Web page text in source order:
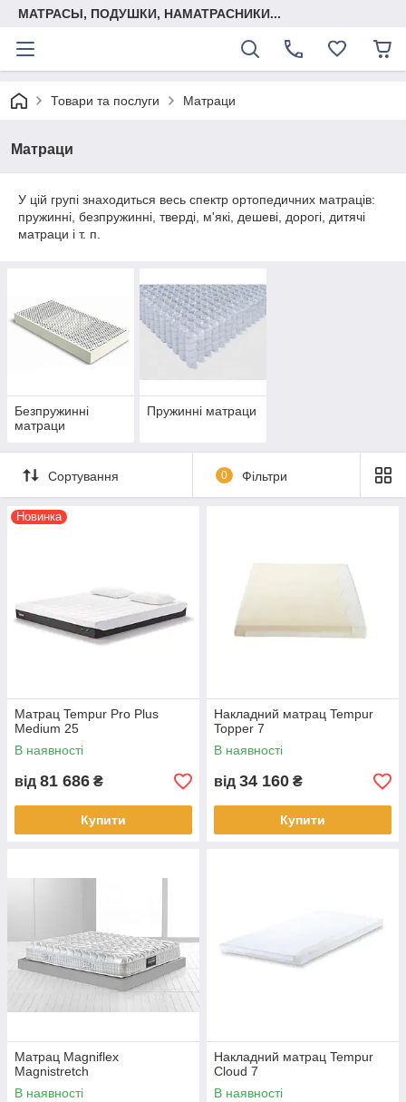
МАТРАСЫ, ПОДУШКИ, НАМАТРАСНИКИ...
Товари та послуги Матраци
Матраци
У цій групі знаходиться весь спектр ортопедичних матраців:
пружинні, безпружинні, тверді, м'які, дешеві, дорогі, дитячі
матраци і т. п.
Безпружинні
матраци
Пружинні матраци
Сортування 0 Фільтри
Новинка
Матрац Tempur Pro Plus
Medium 25
В наявності
від 81 686 ₴
Купити
Накладний матрац Tempur
Topper 7
В наявності
від 34 160 ₴
Купити
Матрац Magniflex
Magnistretch
В наявності
Накладний матрац Tempur
Cloud 7
В наявності